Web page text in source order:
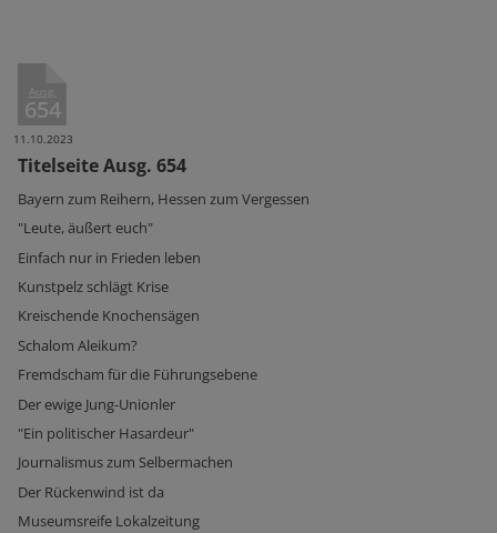
Ausg.
654
11.10.2023
Titelseite Ausg. 654
Bayern zum Reihern, Hessen zum Vergessen
"Leute, äußert euch"
Einfach nur in Frieden leben
Kunstpelz schlägt Krise
Kreischende Knochensägen
Schalom Aleikum?
Fremdscham für die Führungsebene
Der ewige Jung-Unionler
"Ein politischer Hasardeur"
Journalismus zum Selbermachen
Der Rückenwind ist da
Museumsreife Lokalzeitung